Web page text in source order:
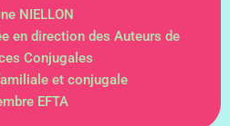
NIELLON
en direction des Auteurs de
Conjugales
et conjugale
EFTA